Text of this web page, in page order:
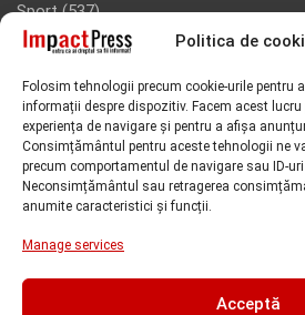
Politica de
Folosim tehnologii precum cookie-urile pentru
informații despre dispozitiv. Facem acest
experiența de navigare și pentru a afișa
Consimțământul pentru aceste tehnologii ne
precum comportamentul de navigare sau ID-
Neconsimțământul sau retragerea
anumite caracteristici și funcții.
Manage services
Acceptă
Sport(537)
Urmareste-ne si pe